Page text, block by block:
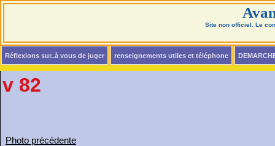
Site non officiel. Le
Réflexions sur..à vous de juger renseignements utiles et téléphone
v 82
Photo précédente